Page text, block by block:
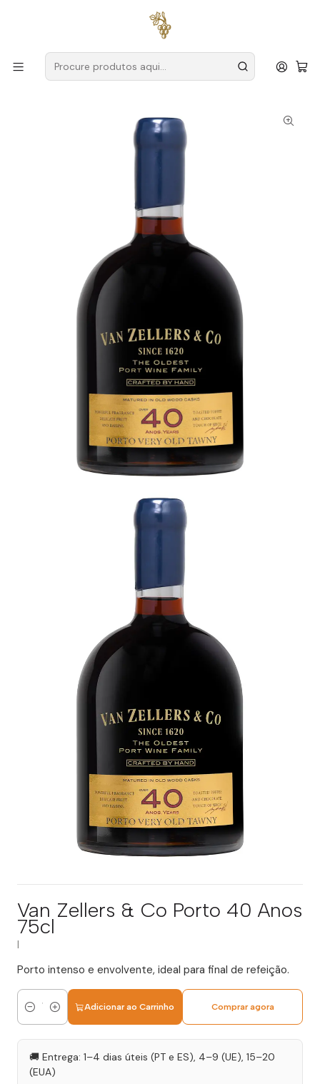
para encomendas a partir de
Produtores Douro
Van Zellers
Van Zellers & Co Porto 40 Anos 75cl
Van Zellers & Co Porto 40 Anos
75cl
Porto intenso e envolvente, ideal para final de refeição.
Quantidade
Adicionar ao Carrinho Comprar agora
🚚 Entrega: 1–4 dias úteis (PT e ES), 4–9 (UE), 15–20
(EUA)